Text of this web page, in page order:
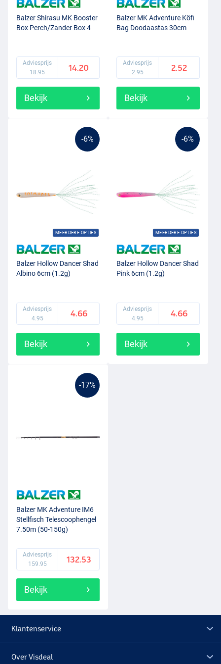
Balzer Shirasu MK Booster
Box Perch/Zander Box 4
Adviesprijs
18.95
14.20
Bekijk
Balzer MK Adventure Köfi
Bag Doodaastas 30cm
Adviesprijs
2.95
2.52
Bekijk
-6%
MEERDERE OPTIES
Balzer Hollow Dancer Shad
Albino 6cm (1.2g)
Adviesprijs
4.95
4.66
Bekijk
-6%
MEERDERE OPTIES
Balzer Hollow Dancer Shad
Pink 6cm (1.2g)
Adviesprijs
4.95
4.66
Bekijk
-17%
Balzer MK Adventure IM6
Stellfisch Telescoophengel
7.50m (50-150g)
Adviesprijs
159.95
132.53
Bekijk
Klantenservice
Over Visdeal